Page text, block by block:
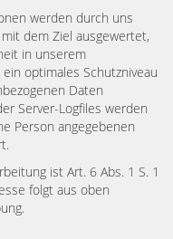
werden durch uns
dem Ziel ausgewertet,
in unserem
optimales Schutzniveau
Daten
Server-Logfiles werden
Person angegebenen
ist Art. 6 Abs. 1 S. 1
folgt aus oben